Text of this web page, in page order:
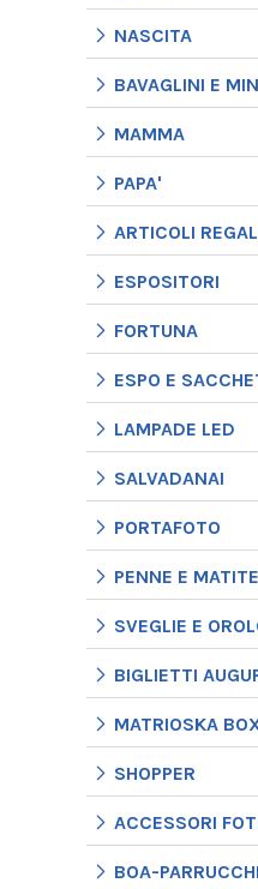
NASCITA
BAVAGLINI E
MAMMA
PAPA'
ARTICOLI
ESPOSITORI
FORTUNA
ESPO E
LAMPADE LED
SALVADANAI
PORTAFOTO
PENNE E MATITE
SVEGLIE E
BIGLIETTI
MATRIOSKA
SHOPPER
ACCESSORI
BOA-